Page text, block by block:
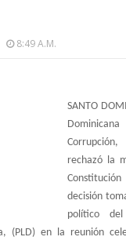
8:49 A.m.
SANTO
rechazó la
decisión
político
(PLD) en la reunión